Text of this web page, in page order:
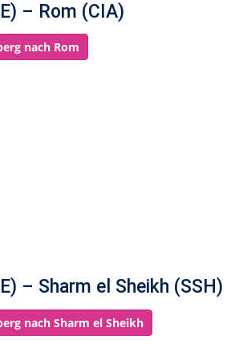
– Rom (CIA)
nach Rom
– Sharm el Sheikh (SSH)
nach Sharm el Sheikh